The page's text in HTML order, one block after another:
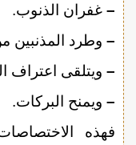
– غفران الذنوب.
– وطرد المذنبين
– ويتلقى اعتراف
– ويمنح البركات.
فهذه